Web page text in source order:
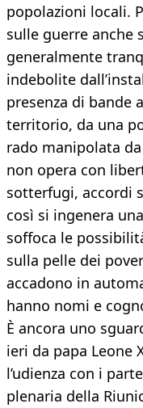
popolazioni locali.
sulle guerre anche
generalmente
indebolite
presenza di bande
territorio, da una
rado manipolata
non opera con
sotterfugi, accordi
così si ingenera
soffoca le
sulla pelle dei
accadono in
hanno nomi e
È ancora uno
ieri da papa Leone
l’udienza con i
plenaria della